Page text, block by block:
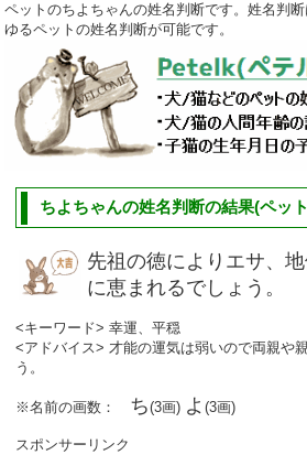
ペットのちよちゃんの姓名判断です。姓名判
ゆるペットの姓名判断が可能です。
ちよちゃんの姓名判断の結果(ペッ
先祖の徳によりエサ、
に恵まれるでしょう。
<キーワード> 幸運、平穏
<アドバイス> 才能の運気は弱いので両親や
う。
※名前の画数： ち(3画) よ(3画)
スポンサーリンク